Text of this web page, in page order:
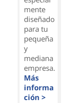
mente
diseñado
para tu
pequeña
y
mediana
empresa.
Más
informa
ción >